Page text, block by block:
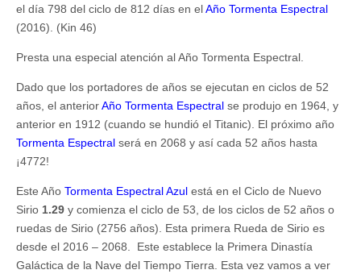
el día 798 del ciclo de 812 días en elAño Tormenta Espectral
(2016). (Kin 46)
Presta una especial atención al Año Tormenta Espectral.
Dado que los portadores de años se ejecutan en ciclos de 52
años, el anteriorAño Tormenta Espectral se produjo en 1964, y
anterior en 1912 (cuando se hundió el Titanic). El próximo año
Tormenta Espectral será en 2068 y así cada 52 años hasta
¡4772!
Este Año Tormenta Espectral Azul está en el Ciclo de Nuevo
Sirio 1.29 y comienza el ciclo de 53, de los ciclos de 52 años o
ruedas de Sirio (2756 años). Esta primera Rueda de Sirio es
desde el 2016 – 2068. Este establece la Primera Dinastía
Galáctica de la Nave del Tiempo Tierra. Esta vez vamos a ver